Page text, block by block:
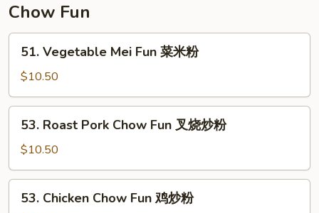
面
Chow Fun
Vegetable
Mei
Fun
菜
51. Vegetable Mei Fun 菜米粉
$10.50
Roast
Pork
Chow
Fun
53. Roast Pork Chow Fun 叉烧炒粉
$10.50
Chicken
53. Chicken Chow Fun 鸡炒粉